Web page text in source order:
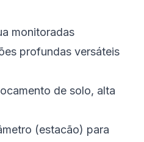
monitoradas
profundas versáteis
de solo, alta
(estacão) para